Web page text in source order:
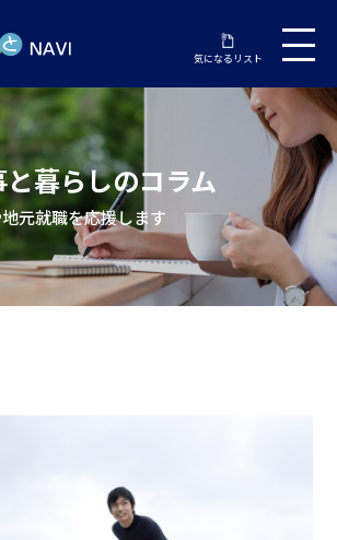
気になるリスト
暮らしのコラム
元就職を応援します